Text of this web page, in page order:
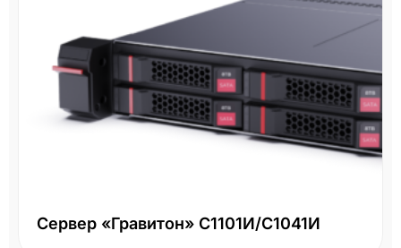
Сервер «Гравитон» С1101И/С1041И